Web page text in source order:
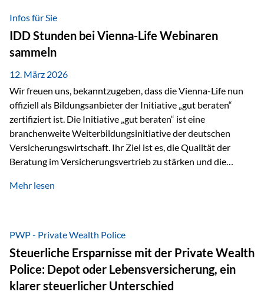
Vermögensschutz strategisch miteinander verbindet.
Warum klassische Nachfolgeplanung oft scheitert Viele
Vermögen werden erst im Todesfall übertragen. Das kann zu
Problemen führen: Hohe Erbschaftsteuern Streitigkeiten
zwischen Erben Liquiditätsprobleme bei Immobilien…
Infos für Sie
IDD Stunden bei Vienna-Life Webinaren
sammeln
12. März 2026
Wir freuen uns, bekanntzugeben, dass die Vienna-Life nun
offiziell als Bildungsanbieter der Initiative „gut beraten“
zertifiziert ist. Die Initiative „gut beraten“ ist eine
branchenweite Weiterbildungsinitiative der deutschen
Versicherungswirtschaft. Ihr Ziel ist es, die Qualität der
Beratung im Versicherungsvertrieb zu stärken und die
Personen transparent zu dokumentieren. Seit der
Stunden pro Jahr für vertrieblich tätige Personen in der
Versicherungsbranche. Über die Weiterbildungsdatenbank
von „gut beraten“ können absolvierte Bildungsmaßnahmen
zentral erfasst und dokumentiert werden. „gut beraten“
zertifiziert Als zertifizierter Bildungsanbieter können unsere
Mehr lesen
PWP - Private Wealth Police
Steuerliche Ersparnisse mit der Private Wealth
Police: Depot oder Lebensversicherung, ein
klarer steuerlicher Unterschied